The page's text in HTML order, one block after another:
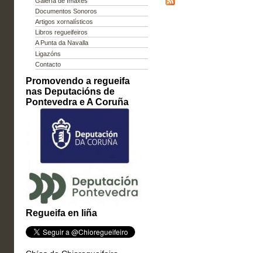
Documentos Sonoros
Artigos xornalísticos
Libros regueifeiros
A Punta da Navalla
Ligazóns
Contacto
Promovendo a regueifa
nas Deputacións de
Pontevedra e A Coruña
Regueifa en liña